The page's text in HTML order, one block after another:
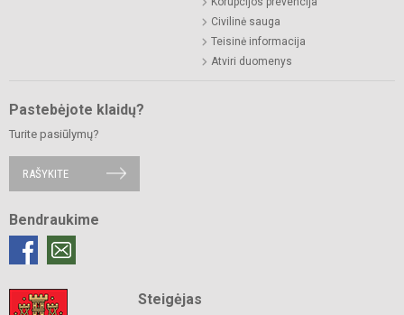
Civilinė sauga
Teisinė informacija
Atviri duomenys
Pastebėjote klaidų?
Turite pasiūlymų?
RAŠYKITE
Bendraukime
Steigėjas